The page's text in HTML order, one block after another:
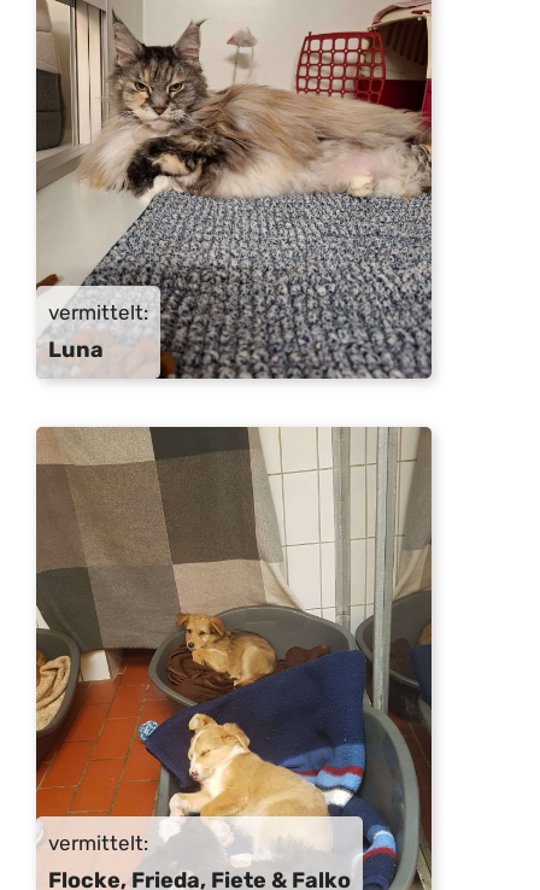
vermittelt:
Luna
vermittelt:
Flocke, Frieda, Fiete & Falko